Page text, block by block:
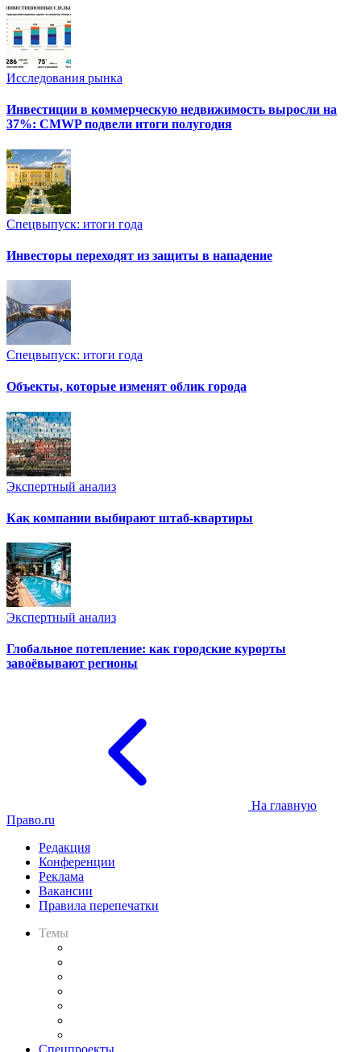
Исследования рынка
Инвестиции в коммерческую недвижимость выросли на
37%: CMWP подвели итоги полугодия
Спецвыпуск: итоги года
Инвесторы переходят из защиты в нападение
Спецвыпуск: итоги года
Объекты, которые изменят облик города
Экспертный анализ
Как компании выбирают штаб-квартиры
Экспертный анализ
Глобальное потепление: как городские курорты
завоёвывают регионы
На главную
Право.ru
Редакция
Конференции
Реклама
Вакансии
Правила перепечатки
Темы
Спецпроекты